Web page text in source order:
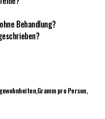
Behandlung?
Gramm pro Person